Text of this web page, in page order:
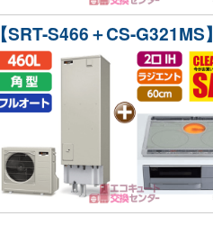
【SRT-S466＋CS-G321MS】